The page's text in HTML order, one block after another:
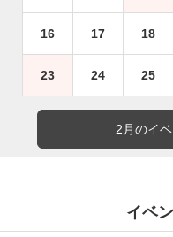
16 17 18
23 24 25
2月のイ
イベ